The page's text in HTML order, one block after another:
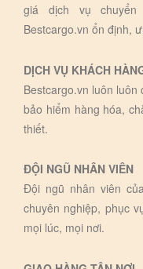
giá dịch vụ chuyển
Bestcargo.vn ổn định,
DỊCH VỤ KHÁCH
Bestcargo.vn luôn
bảo hiểm hàng hóa,
thiết.
ĐỘI NGŨ NHÂN VIÊN
Đội ngũ nhân viên
chuyên nghiệp, phục
mọi lúc, mọi nơi.